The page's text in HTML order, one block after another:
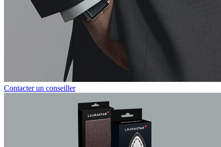
Contacter un conseiller